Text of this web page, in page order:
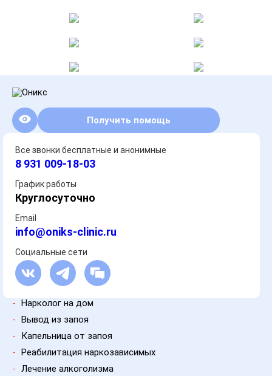
Получить помощь
- Нарколог на дом
- Вывод из запоя
-
Капельница от запоя
- Реабилитация наркозависимых
- Лечение алкоголизма
Все звонки бесплатные и анонимные
8 931 009-18-03
График работы
Круглосуточно
Email
info@oniks-clinic.ru
Социальные сети